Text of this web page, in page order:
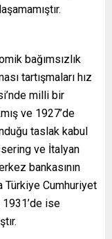
bağımsızlık
tartışmaları hız
milli bir
ve 1927’de
taslak kabul
ve İtalyan
bankasının
Cumhuriyet
ise